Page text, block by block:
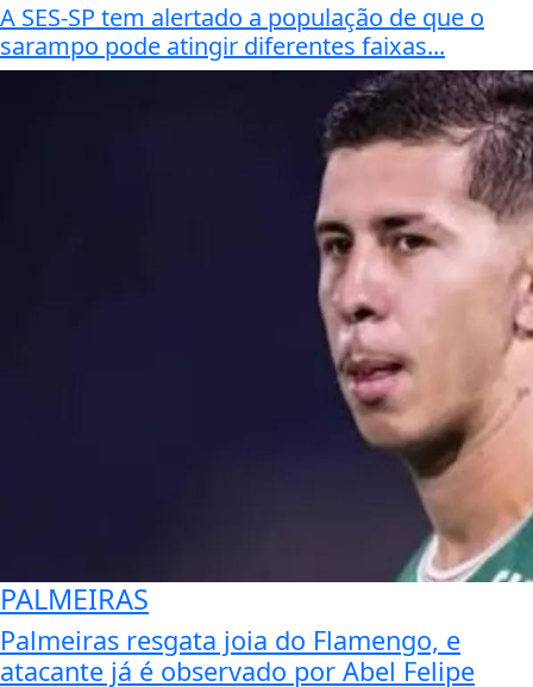
A SES-SP tem alertado a população de que o
sarampo pode atingir diferentes faixas...
PALMEIRAS
Palmeiras resgata joia do Flamengo, e
atacante já é observado por Abel Felipe